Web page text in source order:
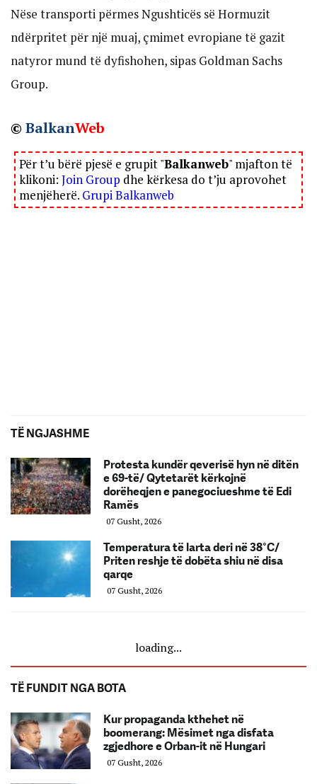
Nëse transporti përmes Ngushticës së Hormuzit
ndërpritet për një muaj, çmimet evropiane të gazit
natyror mund të dyfishohen, sipas Goldman Sachs
Group.
© BalkanWeb
Për t’u bërë pjesë e grupit "Balkanweb" mjafton të
klikoni: Join Group dhe kërkesa do t’ju aprovohet
menjëherë. Grupi Balkanweb
TË NGJASHME
Protesta kundër qeverisë hyn në ditën
e 69-të/ Qytetarët kërkojnë
dorëheqjen e panegociueshme të Edi
Ramës
07 Gusht, 2026
Temperatura të larta deri në 38°C/
Priten reshje të dobëta shiu në disa
qarqe
07 Gusht, 2026
loading...
TË FUNDIT NGA BOTA
Kur propaganda kthehet në
boomerang: Mësimet nga disfata
zgjedhore e Orban-it në Hungari
07 Gusht, 2026